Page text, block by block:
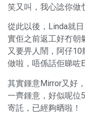
笑又叫，我心諗你
從此以後，Linda就
實佢之前返工好冇朝
又要畀人鬧，阿仔
做啦，唔係話佢睇咗
其實鍾意Mirror又好
一齊鍾意，好似呢位
寄託，已經夠晒啦！